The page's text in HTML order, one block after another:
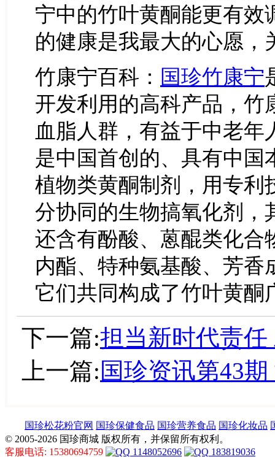
宁中的竹叶黄酮能更有效
的健康是我最大的心愿
竹康宁百科： 国珍竹康宁
开发利用的高科产品，竹
血脂人群，有益于中老
是中国首创的、具有中国
植物类黄酮制剂，用专利
分协同的生物搞氧化剂，
还含有酚酸、蒽醌类化合
内酯、特种氨基酸、芳
它们共同构成了竹叶黄酮
下一篇:担当新时代责任
上一篇:国珍资讯第43
国珍松花粉官网 国珍保健食品 国珍营养食品 国珍化妆品
© 2005-2026 国珍商城 版权所有，并保留所有权利。
客服电话: 15380694759
1148052696 183819036